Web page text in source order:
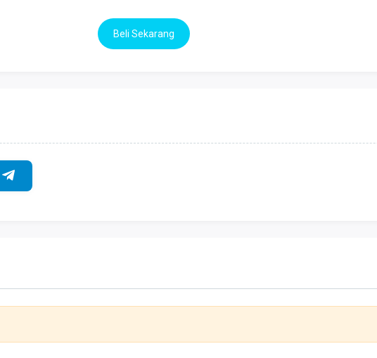
Beli Sekarang